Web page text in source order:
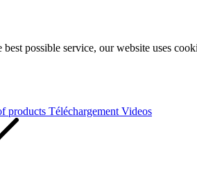
possible service, our website uses
products Téléchargement Videos